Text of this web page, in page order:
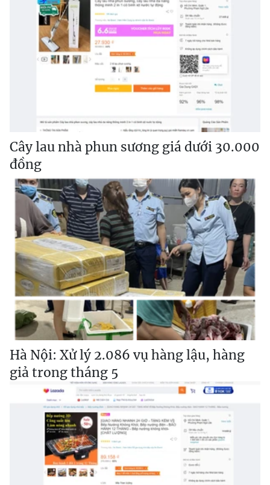
Cây lau nhà phun sương giá dưới 30.000
đồng
Hà Nội: Xử lý 2.086 vụ hàng lậu, hàng
giả trong tháng 5